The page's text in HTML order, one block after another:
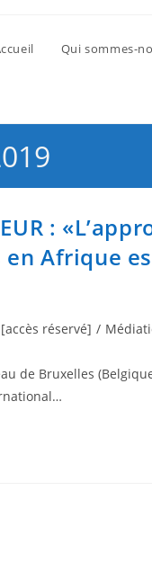
Qui sommes-
:
Afrique
réservé] /
de Bruxelles